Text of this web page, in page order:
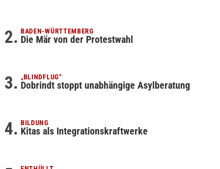
BADEN-WÜRTTEMBERG
Die Mär von der Protestwahl
„BLINDFLUG“
Dobrindt stoppt unabhängige Asylberatung
BILDUNG
Kitas als Integrationskraftwerke